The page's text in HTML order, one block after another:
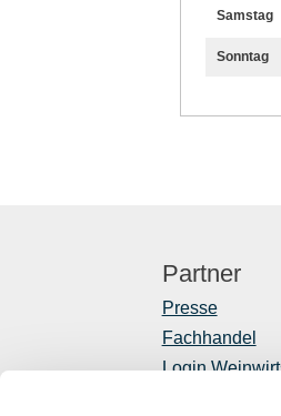
Samstag
Sonntag
Partner
Presse
Fachhandel
Login